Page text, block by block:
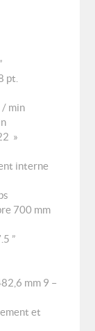
pt.
min
»
interne
700 mm
”
mm 9 –
et